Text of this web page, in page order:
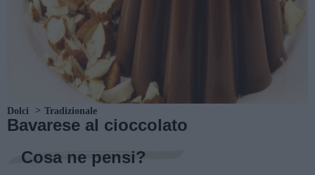
Dolci Tradizionale
Bavarese al cioccolato
Cosa ne pensi?